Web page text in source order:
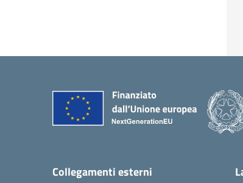
Collegamenti esterni